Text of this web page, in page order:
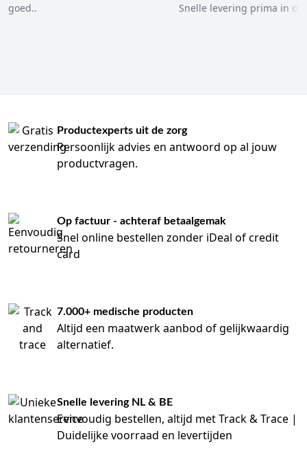
goed.. Snelle levering prima in
Productexperts uit de zorg
Persoonlijk advies en antwoord op al jouw
productvragen.
Op factuur - achteraf betaalgemak
Snel online bestellen zonder iDeal of credit
card
7.000+ medische producten
Altijd een maatwerk aanbod of gelijkwaardig
alternatief.
Snelle levering NL & BE
Eenvoudig bestellen, altijd met Track & Trace |
Duidelijke voorraad en levertijden